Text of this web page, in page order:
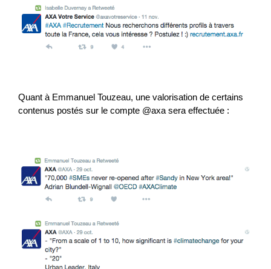
Quant à Emmanuel Touzeau, une valorisation de certains
contenus postés sur le compte @axa sera effectuée :